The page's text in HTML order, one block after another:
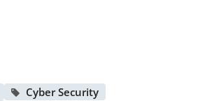
Cyber Security